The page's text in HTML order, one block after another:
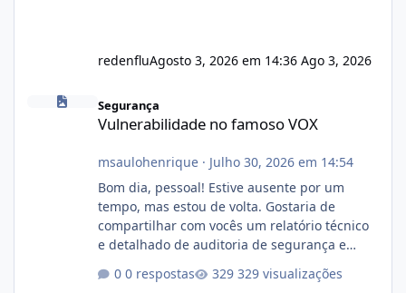
redenfluAgosto 3, 2026 em 14:36 Ago 3, 2026
Vulnerabilidade no famoso VOX
Segurança
Vulnerabilidade no famoso VOX
msaulohenrique· Julho 30, 2026 em 14:54
Bom dia, pessoal! Estive ausente por um
tempo, mas estou de volta. Gostaria de
compartilhar com vocês um relatório técnico
e detalhado de auditoria de segurança e
atualmente em circulação e comercialização
0 respostas 329 visualizações